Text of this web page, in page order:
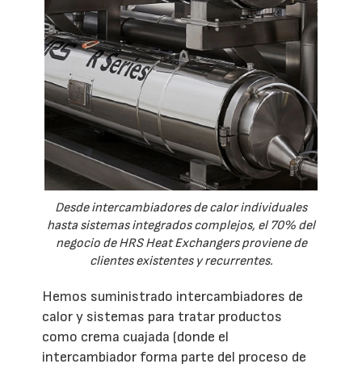
Desde intercambiadores de calor individuales
hasta sistemas integrados complejos, el 70% del
negocio de HRS Heat Exchangers proviene de
clientes existentes y recurrentes.
Hemos suministrado intercambiadores de
calor y sistemas para tratar productos
como crema cuajada (donde el
intercambiador forma parte del proceso de